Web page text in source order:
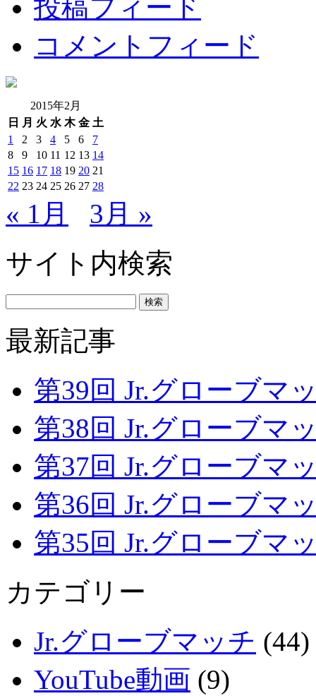
投稿フィード
コメントフィード
2015年2月
日
月 火 水 木 金 土
1
2 3 4 5 6
7
8
9 10 11 12 13 14
15 16 17 18 19 20 21
22 23 24 25 26 27 28
« 1月
3月 »
サイト内検索
最新記事
第39回 Jr.グローブマ
第38回 Jr.グローブマ
第37回 Jr.グローブマ
第36回 Jr.グローブマ
第35回 Jr.グローブマ
カテゴリー
Jr.グローブマッチ (44)
YouTube動画 (9)